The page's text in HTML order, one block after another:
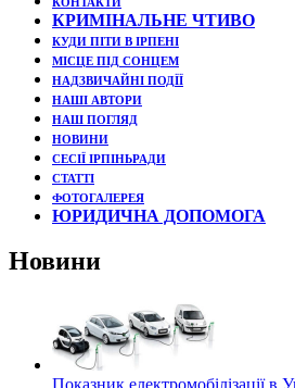
КРИМІНАЛЬНЕ ЧТИВО
КУДИ ПІТИ В ІРПЕНІ
МІСЦЕ ПІД СОНЦЕМ
НАДЗВИЧАЙНІ ПОДЇЇ
НАШІ АВТОРИ
НАШ ПОГЛЯД
НОВИНИ
СЕСІЇ ІРПІНЬРАДИ
СТАТТІ
ФОТОГАЛЕРЕЯ
ЮРИДИЧНА ДОПОМОГА
Новини